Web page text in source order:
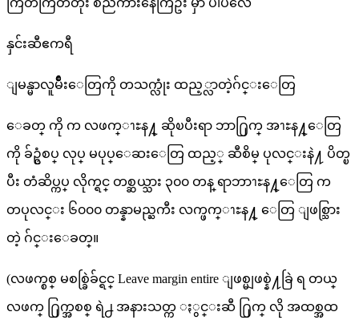
နှင်းဆီဧကရီ
ျမန္မာလူမ်ိဳးေတြကို တသက္လုံး ထည့္လာတဲ့ဂ်င္းေတြ
ေခတ္ ကို က လဖက္ၫႊန႔္ ဆိုၿပီးရာ ဘာ႐ြက္ အၫႊန႔္ေတြ
ကို ခ်ဥ္ငံစပ္ လုပ္ မပုပ္ေဆးေတြ ထည့္ ဆီစိမ္ ပုလင္းနဲ႔ ပိတ္ၿ
ပီး တံဆိပ္ကပ္ လိုက္ရင္ တစ္ဆယ္သား ၃၀၀ တန္ ရာဘာၫႊန႔္ေတြ က
တပုလင္း ၆၀၀၀ တန္နာမည္ႀကီး လက္ဖက္ၫႊန႔္ ေတြ ျဖစ္သြား
တဲ့ ဂ်င္းေခတ္။
(လဖက္စစ္ မစစ္ခြဲခ်င္ရင္ Leave margin entire ျဖစ္မျဖစ္နဲ႔ခြဲ ရ တယ္
လဖက္ ႐ြက္အစစ္ ရဲ႕ အနားသတ္က ႏွင္းဆီ ႐ြက္ လို အထစ္အထ